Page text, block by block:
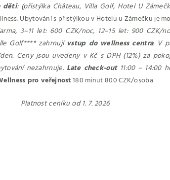
děti: (přistýlka Château, Villa Golf, Hotel U
Ubytování s přistýlkou v Hotelu u Zámečku je
3–11 let: 600 CZK/noc, 12–15 let: 900 CZK/
Golf**** zahrnujívstup do wellness centra. V
Ceny jsou uvedeny v Kč s DPH (12%) za
nezahrnuje. Late check-out11:00 – 14:00
pro veřejnost180 minut 800 CZK/osoba
Platnost ceníku od 1. 7. 2026